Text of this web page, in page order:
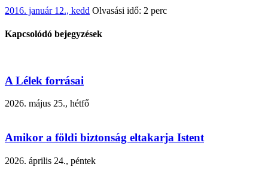
2016. január 12., kedd Olvasási idő: 2 perc
Kapcsolódó bejegyzések
A Lélek forrásai
2026. május 25., hétfő
Amikor a földi biztonság eltakarja Istent
2026. április 24., péntek